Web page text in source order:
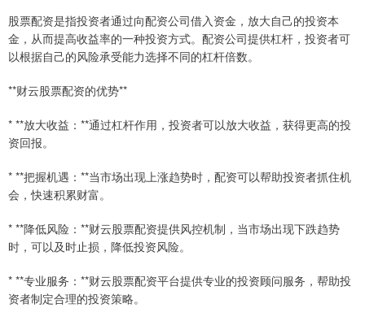
股票配资是指投资者通过向配资公司借入资金，放大自己的投资本
金，从而提高收益率的一种投资方式。配资公司提供杠杆，投资者可
以根据自己的风险承受能力选择不同的杠杆倍数。
**财云股票配资的优势**
* **放大收益：**通过杠杆作用，投资者可以放大收益，获得更高的投
资回报。
* **把握机遇：**当市场出现上涨趋势时，配资可以帮助投资者抓住机
会，快速积累财富。
* **降低风险：**财云股票配资提供风控机制，当市场出现下跌趋势
时，可以及时止损，降低投资风险。
* **专业服务：**财云股票配资平台提供专业的投资顾问服务，帮助投
资者制定合理的投资策略。